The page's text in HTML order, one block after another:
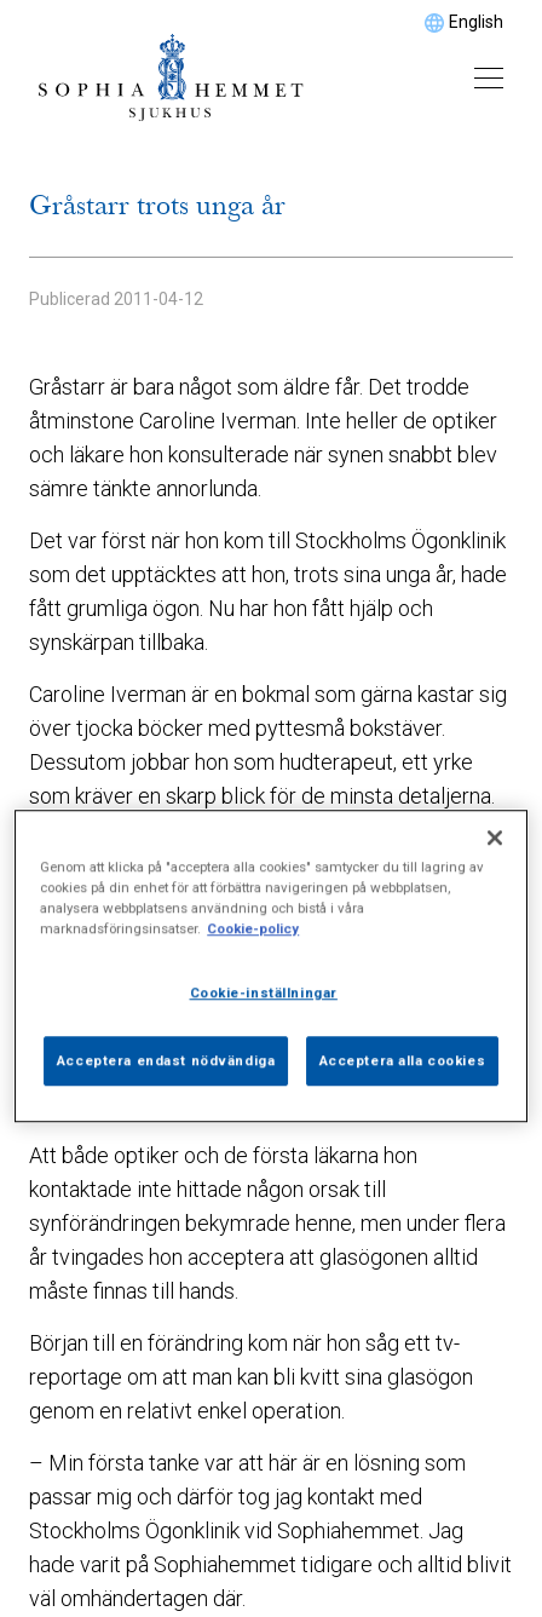
English
Gråstarr trots unga år
Publicerad 2011-04-12
Gråstarr är bara något som äldre får. Det trodde
åtminstone Caroline Iverman. Inte heller de optiker
och läkare hon konsulterade när synen snabbt blev
sämre tänkte annorlunda.
Det var först när hon kom till Stockholms Ögonklinik
som det upptäcktes att hon, trots sina unga år, hade
fått grumliga ögon. Nu har hon fått hjälp och
synskärpan tillbaka.
Caroline Iverman är en bokmal som gärna kastar sig
över tjocka böcker med pyttesmå bokstäver.
Dessutom jobbar hon som hudterapeut, ett yrke
som kräver en skarp blick för de minsta detaljerna.
Därför blev hon mycket bekymrad när synen snabbt
blev sämre och sämre. Att hon bara var 35 år när
försämringen blev till ett hinder både i jobb och
– Att man får ta till läsglasögon med stigande ålder
är inget märkligt, men jag tyckte att jag var för ung
för att behöva användade allra starkaste, berättar
Att både optiker och de första läkarna hon
kontaktade inte hittade någon orsak till
synförändringen bekymrade henne, men under flera
år tvingades hon acceptera att glasögonen alltid
måste finnas till hands.
Början till en förändring kom när hon såg ett tv-
reportage om att man kan bli kvitt sina glasögon
genom en relativt enkel operation.
– Min första tanke var att här är en lösning som
passar mig och därför tog jag kontakt med
Stockholms Ögonklinik vid Sophiahemmet. Jag
hade varit på Sophiahemmet tidigare och alltid blivit
väl omhändertagen där.
Genom att klicka på "acceptera alla cookies" samtycker du till lagring av
cookies på din enhet för att förbättra navigeringen på webbplatsen,
analysera webbplatsens användning och bistå i våra
marknadsföringsinsatser. Cookie-policy
Cookie-inställningar
Acceptera endast nödvändiga Acceptera alla cookies